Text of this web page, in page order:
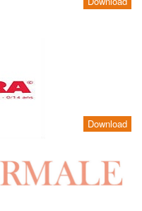
Download